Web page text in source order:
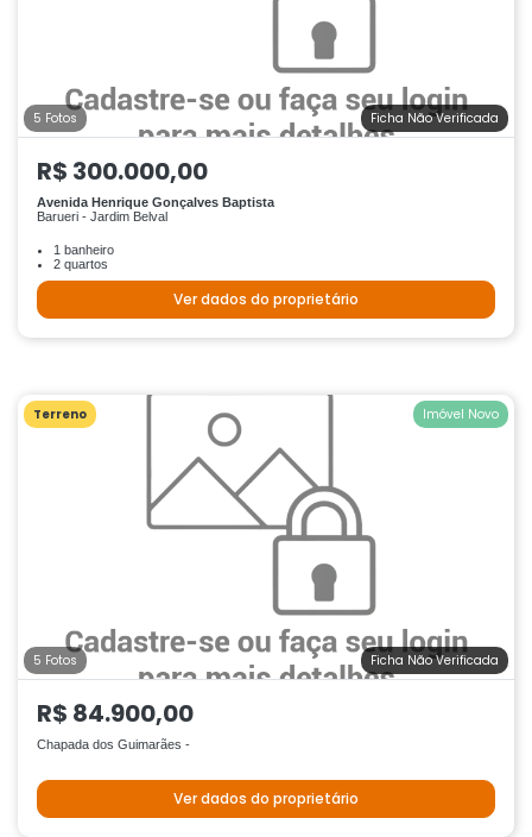
5 Fotos Ficha Não Verificada
R$ 300.000,00
Avenida Henrique Gonçalves Baptista
Barueri - Jardim Belval
1 banheiro
2 quartos
Ver dados do proprietário
Terreno
5 Fotos Ficha Não Verificada
Imóvel Novo
R$ 84.900,00
Chapada dos Guimarães -
Ver dados do proprietário